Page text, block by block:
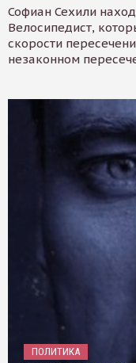
Софиан Сехили
Велосипедист,
скорости
незаконном
ПОЛИТИКА